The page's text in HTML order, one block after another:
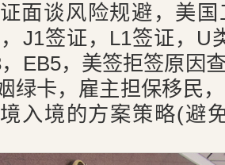
面谈风险规避，美
J1签证，L1签证，U
EB5，美签拒签原因
绿卡，雇主担保移民
入境的方案策略(避